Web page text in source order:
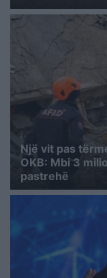
Një vit pas
OKB: Mbi 3
pastrehë